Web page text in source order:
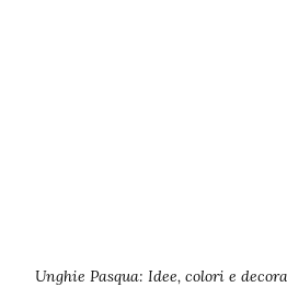
Unghie Pasqua: Idee, colori e